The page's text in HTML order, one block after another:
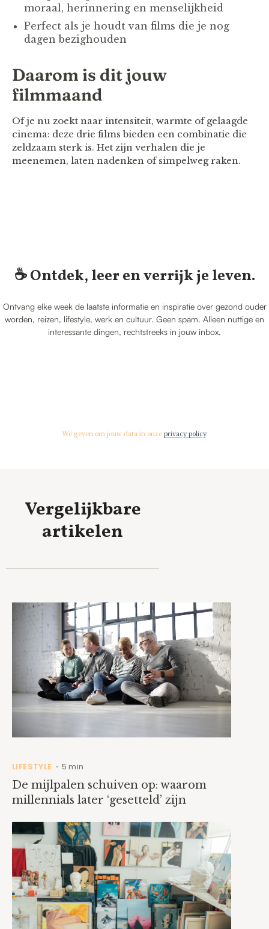
moraal, herinnering en menselijkheid
Perfect als je houdt van films die je nog
dagen bezighouden
Daarom is dit jouw
filmmaand
Of je nu zoekt naar intensiteit, warmte of gelaagde
cinema: deze drie films bieden een combinatie die
zeldzaam sterk is. Het zijn verhalen die je
meenemen, laten nadenken of simpelweg raken.
☕️ Ontdek, leer en verrijk je leven.
Ontvang elke week de laatste informatie en inspiratie over gezond ouder
worden, reizen, lifestyle, werk en cultuur. Geen spam. Alleen nuttige en
interessante dingen, rechtstreeks in jouw inbox.
We geven om jouw data in onze privacy policy.
Vergelijkbare
artikelen
LIFESTYLE • 5 min
De mijlpalen schuiven op: waarom
millennials later ‘gesetteld’ zijn